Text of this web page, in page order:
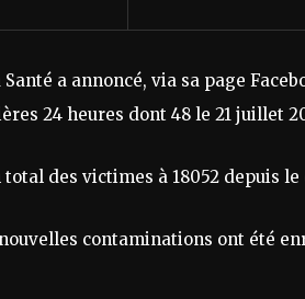
a annoncé, via sa page
24 heures dont 48 le 21 juillet
des victimes à 18052 depuis le
contaminations ont été